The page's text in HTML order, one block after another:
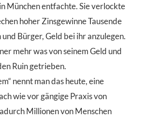
München entfachte. Sie verlockte
hoher Zinsgewinne Tausende
Bürger, Geld bei ihr anzulegen.
mehr was von seinem Geld und
Ruin getrieben.
nennt man das heute, eine
wie vor gängige Praxis von
Millionen von Menschen